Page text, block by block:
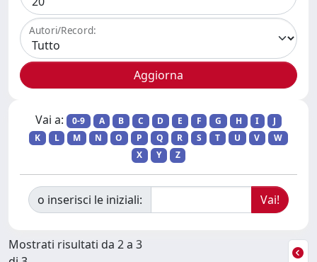
Autori/Record:
Vai a: 0-9 A B C D E F G H I
J
K
L M N O P Q R S T U V
W
X
Y Z
o inserisci le iniziali:
Mostrati risultati da 2 a 3